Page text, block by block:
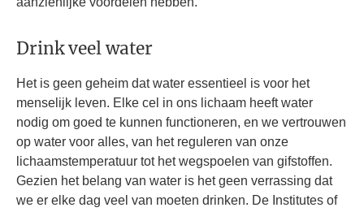
Drink veel water
Het is geen geheim dat water essentieel is voor het
menselijk leven. Elke cel in ons lichaam heeft water
nodig om goed te kunnen functioneren, en we vertrouwen
op water voor alles, van het reguleren van onze
lichaamstemperatuur tot het wegspoelen van gifstoffen.
Gezien het belang van water is het geen verrassing dat
we er elke dag veel van moeten drinken. De Institutes of